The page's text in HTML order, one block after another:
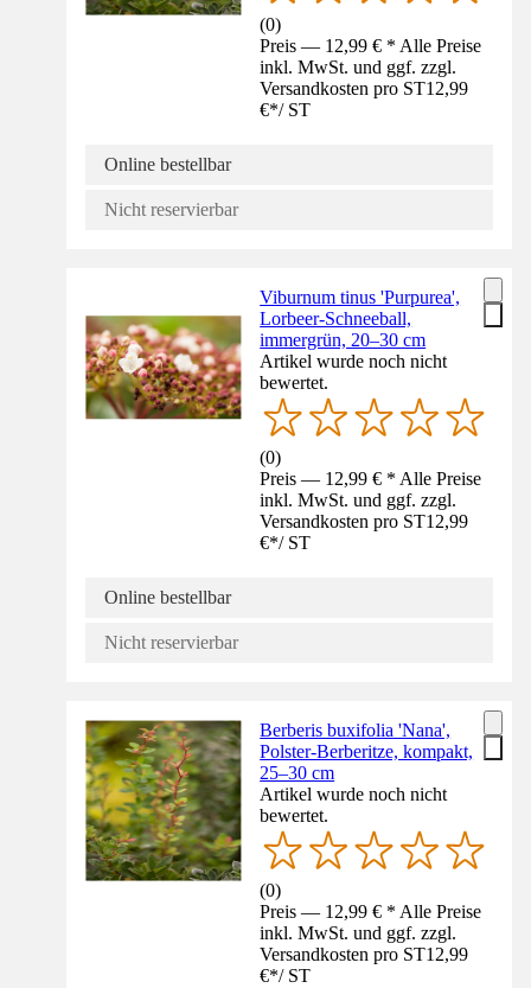
(0)
Preis — 12,99 € * Alle Preise
inkl. MwSt. und ggf. zzgl.
Versandkosten pro ST12,99
€*/ ST
Online bestellbar
Nicht reservierbar
Viburnum tinus 'Purpurea',
Lorbeer-Schneeball,
immergrün, 20–30 cm
Artikel wurde noch nicht
bewertet.
(0)
Preis — 12,99 € * Alle Preise
inkl. MwSt. und ggf. zzgl.
Versandkosten pro ST12,99
€*/ ST
Online bestellbar
Nicht reservierbar
Berberis buxifolia 'Nana',
Polster-Berberitze, kompakt,
25–30 cm
Artikel wurde noch nicht
bewertet.
(0)
Preis — 12,99 € * Alle Preise
inkl. MwSt. und ggf. zzgl.
Versandkosten pro ST12,99
€*/ ST